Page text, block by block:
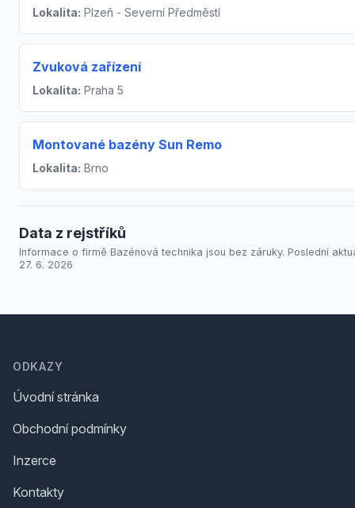
Lokalita: Plzeň - Severní Předměstí
Zvuková zařízení
Lokalita: Praha 5
Montované bazény Sun Remo
Lokalita: Brno
Data z rejstříků
Informace o firmě Bazénová technika jsou bez záruky. Poslední
27. 6. 2026
ODKAZY
Úvodní stránka
Obchodní podmínky
Inzerce
Kontakty